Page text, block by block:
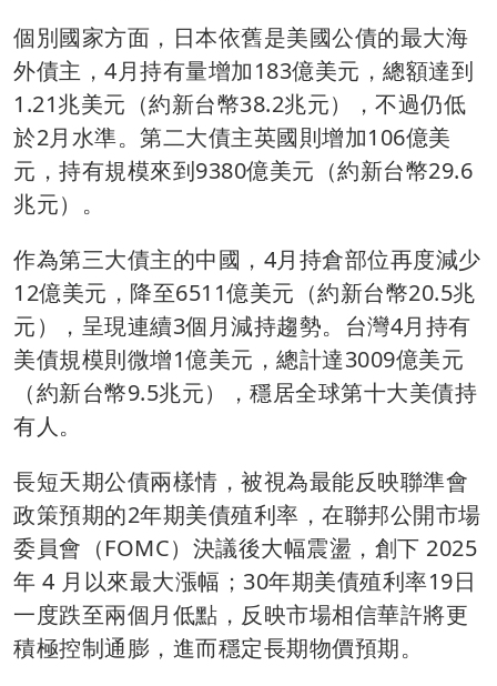
個別國家方面，日本依舊是美國公債的最大海
外債主，4月持有量增加183億美元，總額達到
1.21兆美元（約新台幣38.2兆元），不過仍低
於2月水準。第二大債主英國則增加106億美
元，持有規模來到9380億美元（約新台幣29.6
兆元）。
作為第三大債主的中國，4月持倉部位再度減少
12億美元，降至6511億美元（約新台幣20.5兆
元），呈現連續3個月減持趨勢。台灣4月持有
美債規模則微增1億美元，總計達3009億美元
（約新台幣9.5兆元），穩居全球第十大美債持
有人。
長短天期公債兩樣情，被視為最能反映聯準會
政策預期的2年期美債殖利率，在聯邦公開市場
委員會（FOMC）決議後大幅震盪，創下 2025
年 4 月以來最大漲幅；30年期美債殖利率19日
一度跌至兩個月低點，反映市場相信華許將更
積極控制通膨，進而穩定長期物價預期。